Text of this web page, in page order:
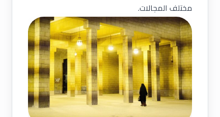
مختلف المجالات.